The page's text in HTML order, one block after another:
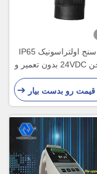
سطح سنج اولتراسونیک IP65
برای لجن 24VDC بدون تعمیر و
نگهداری
رو بدست بیار